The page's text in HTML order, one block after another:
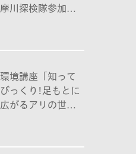
摩川探検隊参加者
環境講座「知って
びっくり!足もとに
広がるアリの世界